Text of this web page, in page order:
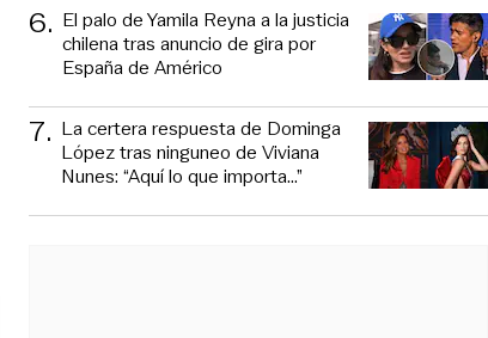
6. El palo de Yamila Reyna a la justicia
chilena tras anuncio de gira por
España de Américo
7. La certera respuesta de Dominga
López tras ninguneo de Viviana
Nunes: “Aquí lo que importa...”